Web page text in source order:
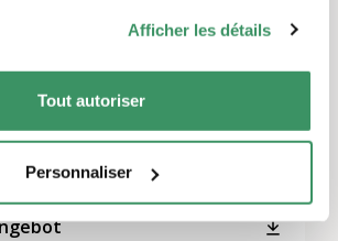
Afficher les détails
Tout autoriser
Personnaliser